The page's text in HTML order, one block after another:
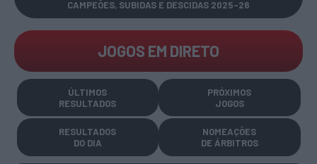
CAMPEÕES, SUBIDAS E DESCIDAS 2025-26
JOGOS EM DIRETO
ÚLTIMOS
RESULTADOS
PRÓXIMOS
JOGOS
RESULTADOS
DO DIA
NOMEAÇÕES
DE ÁRBITROS